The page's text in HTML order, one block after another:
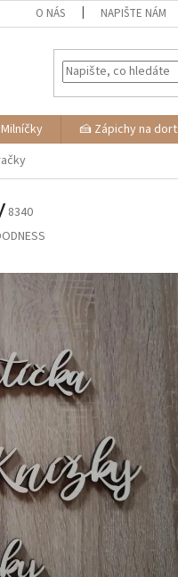
O NÁS NAPIŠTE NÁM
🍰 Zápichy na dort
8340